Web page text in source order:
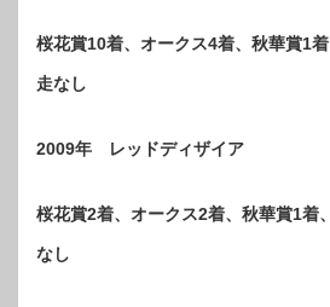
桜花賞10着、オークス4着、秋華賞1
走なし
2009年 レッドディザイア
桜花賞2着、オークス2着、秋華賞1着
なし